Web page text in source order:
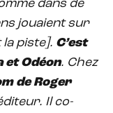
dans de
jouaient sur
la piste]. C’est
et Odéon. Chez
de Roger
Il co-